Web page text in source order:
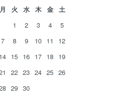
月 火 水 木 金
土
1
2 3 4
5
7 8 9 10 11
12
14 15 16 17 18 19
22 23 24 25 26
29 30